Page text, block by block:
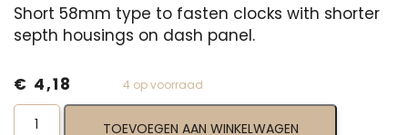
Short 58mm type to fasten clocks with shorter
septh housings on dash panel.
4 op voorraad
€ 4,18
Fixing
Bracket
TOEVOEGEN AAN WINKELWAGEN